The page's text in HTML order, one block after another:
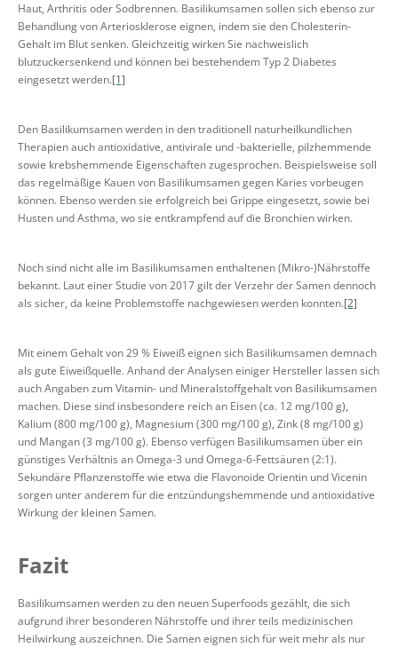
Haut, Arthritis oder Sodbrennen. Basilikumsamen sollen sich ebenso zur
Behandlung von Arteriosklerose eignen, indem sie den Cholesterin-
Gehalt im Blut senken. Gleichzeitig wirken Sie nachweislich
blutzuckersenkend und können bei bestehendem Typ 2 Diabetes
eingesetzt werden.[1]
Den Basilikumsamen werden in den traditionell naturheilkundlichen
Therapien auch antioxidative, antivirale und -bakterielle, pilzhemmende
sowie krebshemmende Eigenschaften zugesprochen. Beispielsweise soll
das regelmäßige Kauen von Basilikumsamen gegen Karies vorbeugen
können. Ebenso werden sie erfolgreich bei Grippe eingesetzt, sowie bei
Husten und Asthma, wo sie entkrampfend auf die Bronchien wirken.
Noch sind nicht alle im Basilikumsamen enthaltenen (Mikro-)Nährstoffe
bekannt. Laut einer Studie von 2017 gilt der Verzehr der Samen dennoch
als sicher, da keine Problemstoffe nachgewiesen werden konnten.[2]
Mit einem Gehalt von 29 % Eiweiß eignen sich Basilikumsamen demnach
als gute Eiweißquelle. Anhand der Analysen einiger Hersteller lassen sich
auch Angaben zum Vitamin- und Mineralstoffgehalt von Basilikumsamen
machen. Diese sind insbesondere reich an Eisen (ca. 12 mg/100 g),
Kalium (800 mg/100 g), Magnesium (300 mg/100 g), Zink (8 mg/100 g)
und Mangan (3 mg/100 g). Ebenso verfügen Basilikumsamen über ein
günstiges Verhältnis an Omega-3 und Omega-6-Fettsäuren (2:1).
Sekundäre Pflanzenstoffe wie etwa die Flavonoide Orientin und Vicenin
sorgen unter anderem für die entzündungshemmende und antioxidative
Wirkung der kleinen Samen.
Fazit
Basilikumsamen werden zu den neuen Superfoods gezählt, die sich
aufgrund ihrer besonderen Nährstoffe und ihrer teils medizinischen
Heilwirkung auszeichnen. Die Samen eignen sich für weit mehr als nur